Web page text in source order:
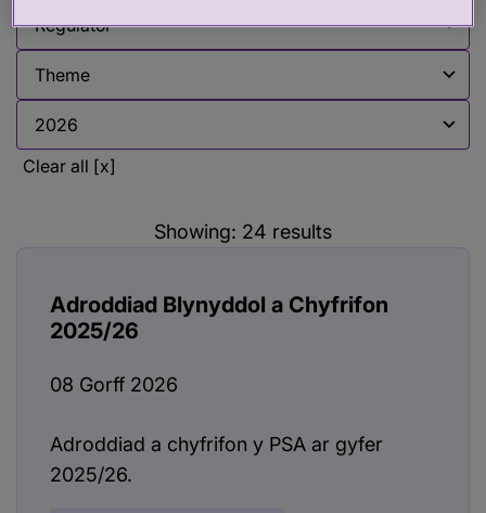
Filter by
Clear all [x]
Showing: 24 results
Adroddiad Blynyddol a Chyfrifon
2025/26
08 Gorff 2026
Adroddiad a chyfrifon y PSA ar gyfer
2025/26.